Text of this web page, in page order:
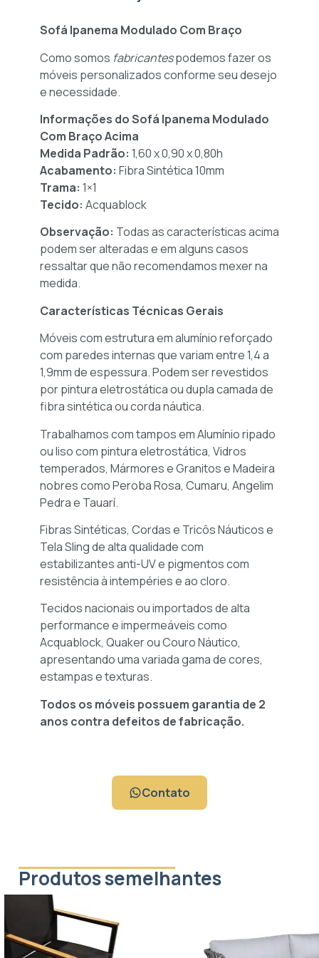
Sofá Ipanema Modulado Com Braço
Como somos fabricantespodemos fazer os
móveis personalizados conforme seu desejo
e necessidade.
Informações do Sofá Ipanema Modulado
Com Braço Acima
Medida Padrão: 1,60 x 0,90 x 0,80h
Acabamento: Fibra Sintética 10mm
Trama: 1×1
Tecido: Acquablock
Observação: Todas as características acima
podem ser alteradas e em alguns casos
ressaltar que não recomendamos mexer na
medida.
Características Técnicas Gerais
Móveis com estrutura em alumínio reforçado
com paredes internas que variam entre 1,4 a
1,9mm de espessura. Podem ser revestidos
por pintura eletrostática ou dupla camada de
fibra sintética ou corda náutica.
Trabalhamos com tampos em Alumínio ripado
ou liso com pintura eletrostática, Vidros
temperados, Mármores e Granitos e Madeira
nobres como Peroba Rosa, Cumaru, Angelim
Pedra e Tauarí.
Fibras Sintéticas, Cordas e Tricôs Náuticos e
Tela Sling de alta qualidade com
estabilizantes anti-UV e pigmentos com
resistência à intempéries e ao cloro.
Tecidos nacionais ou importados de alta
performance e impermeáveis como
Acquablock, Quaker ou Couro Náutico,
apresentando uma variada gama de cores,
estampas e texturas.
Todos os móveis possuem garantia de 2
anos contra defeitos de fabricação.
Contato
Produtos semelhantes